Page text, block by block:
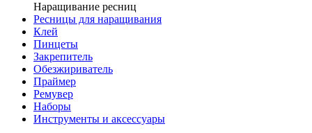
Наращивание ресниц
Ресницы для наращивания
Клей
Пинцеты
Закрепитель
Обезжириватель
Праймер
Ремувер
Наборы
Инструменты и аксессуары